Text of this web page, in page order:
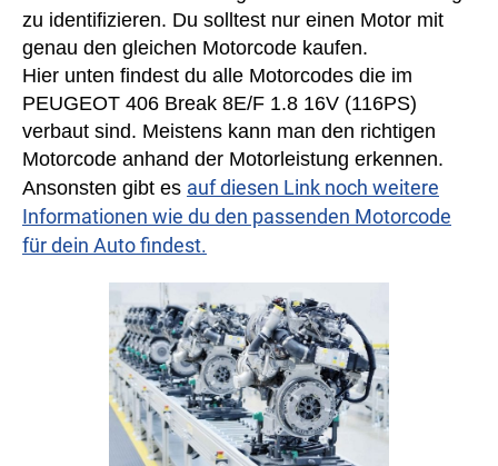
zu identifizieren. Du solltest nur einen Motor mit
genau den gleichen Motorcode kaufen.
Hier unten findest du alle Motorcodes die im
PEUGEOT 406 Break 8E/F 1.8 16V (116PS)
verbaut sind. Meistens kann man den richtigen
Motorcode anhand der Motorleistung erkennen.
Ansonsten gibt es auf diesen Link noch weitere
Informationen wie du den passenden Motorcode
für dein Auto findest.